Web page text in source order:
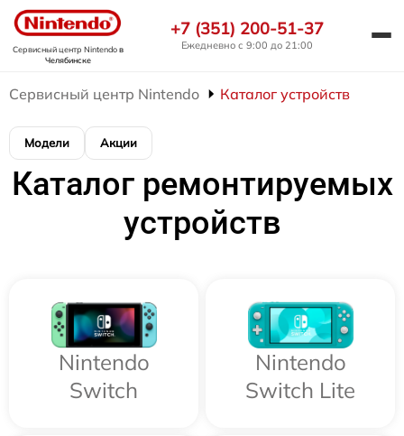
Сервисный центр Nintendoв
Челябинске
+7 (351) 200-51-37
Ежедневно с 9:00 до 21:00
Сервисный центр Nintendo Каталог устройств
Модели Акции
Каталог ремонтируемых
устройств
Nintendo
Switch
Nintendo
Switch Lite